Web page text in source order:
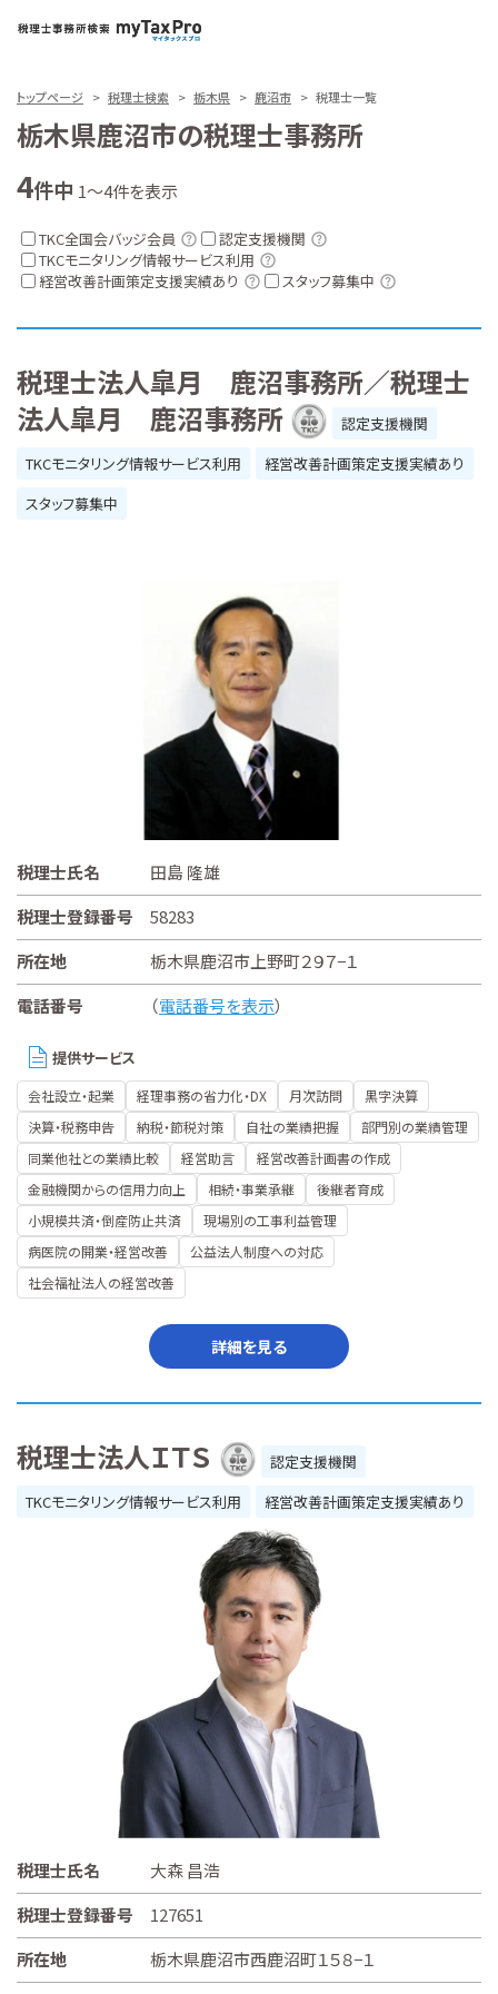
トップページ 税理士検索 栃木県 鹿沼市 税理士一覧
栃木県鹿沼市の税理士事務所
4件中 1～4件を表示
TKC全国会バッジ会員
認定支援機関
TKCモニタリング情報サービス利用
経営改善計画策定支援実績あり
スタッフ募集中
税理士法人皐月 鹿沼事務所／税理士
法人皐月 鹿沼事務所
認定支援機関
TKCモニタリング情報サービス利用
経営改善計画策定支援実績あり
スタッフ募集中
税理士氏名
田島 隆雄
税理士登録番号
58283
所在地
栃木県鹿沼市上野町２９７−１
電話番号
（電話番号を表示）
提供サービス
会社設立・起業 経理事務の省力化・DX 月次訪問
黒字決算
決算・税務申告
納税・節税対策 自社の業績把握
部門別の業績管理
同業他社との業績比較
経営助言
経営改善計画書の作成
金融機関からの信用力向上
相続・事業承継
後継者育成
小規模共済・倒産防止共済
現場別の工事利益管理
病医院の開業・経営改善
公益法人制度への対応
社会福祉法人の経営改善
詳細を見る
税理士法人ＩＴＳ
認定支援機関
TKCモニタリング情報サービス利用
経営改善計画策定支援実績あり
税理士氏名
大森 昌浩
税理士登録番号
127651
所在地
栃木県鹿沼市西鹿沼町１５８−１